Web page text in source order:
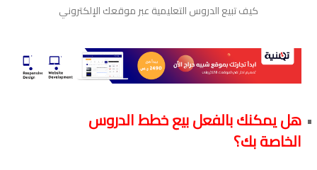
كيف تبيع الدروس التعليمية عبر موقعك الإلكتروني
هل يمكنك بالفعل بيع خطط الدروس
الخاصة بك؟